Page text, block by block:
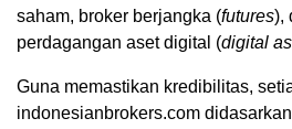
saham, broker berjangka (futures),
perdagangan aset digital (digital
Guna memastikan kredibilitas,
indonesianbrokers.com